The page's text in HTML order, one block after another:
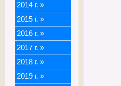
2014 г. »
2015 г. »
2016 г. »
2017 г. »
2018 г. »
2019 г. »